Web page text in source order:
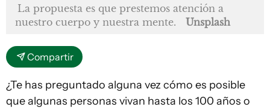
La propuesta es que prestemos atención a
nuestro cuerpo y nuestra mente.
Unsplash
Compartir
¿Te has preguntado alguna vez cómo es posible
que algunas personas vivan hasta los 100 años o